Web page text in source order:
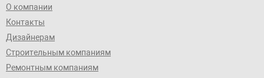
О компании
Контакты
Дизайнерам
Строительным компаниям
Ремонтным компаниям